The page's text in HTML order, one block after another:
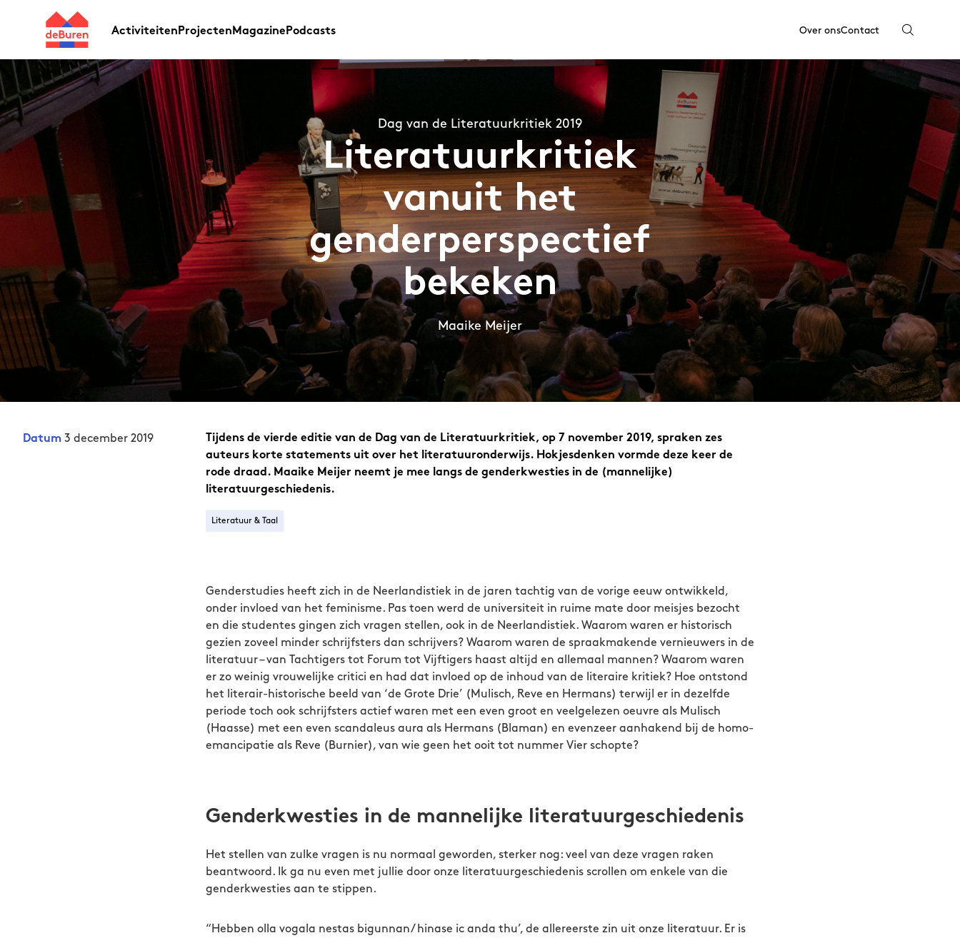
ActiviteitenProjectenMagazinePodcasts Over onsContact
Dag van de Literatuurkritiek 2019
Literatuurkritiek
vanuit het
genderperspectief
bekeken
Maaike Meijer
Datum 3 december 2019
Tijdens de vierde editie van de Dag van de Literatuurkritiek, op 7 november 2019, spraken zes
auteurs korte statements uit over het literatuuronderwijs. Hokjesdenken vormde deze keer de
rode draad. Maaike Meijer neemt je mee langs de genderkwesties in de (mannelijke)
literatuurgeschiedenis.
Literatuur & Taal
Genderstudies heeft zich in de Neerlandistiek in de jaren tachtig van de vorige eeuw ontwikkeld,
onder invloed van het feminisme. Pas toen werd de universiteit in ruime mate door meisjes bezocht
en die studentes gingen zich vragen stellen, ook in de Neerlandistiek. Waarom waren er historisch
gezien zoveel minder schrijfsters dan schrijvers? Waarom waren de spraakmakende vernieuwers in de
literatuur – van Tachtigers tot Forum tot Vijftigers haast altijd en allemaal mannen? Waarom waren
er zo weinig vrouwelijke critici en had dat invloed op de inhoud van de literaire kritiek? Hoe ontstond
het literair-historische beeld van ‘de Grote Drie’ (Mulisch, Reve en Hermans) terwijl er in dezelfde
periode toch ook schrijfsters actief waren met een even groot en veelgelezen oeuvre als Mulisch
(Haasse) met een even scandaleus aura als Hermans (Blaman) en evenzeer aanhakend bij de homo-
emancipatie als Reve (Burnier), van wie geen het ooit tot nummer Vier schopte?
Genderkwesties in de mannelijke literatuurgeschiedenis
Het stellen van zulke vragen is nu normaal geworden, sterker nog: veel van deze vragen raken
beantwoord. Ik ga nu even met jullie door onze literatuurgeschiedenis scrollen om enkele van die
genderkwesties aan te stippen.
“Hebben olla vogala nestas bigunnan/ hinase ic anda thu’, de allereerste zin uit onze literatuur. Er is